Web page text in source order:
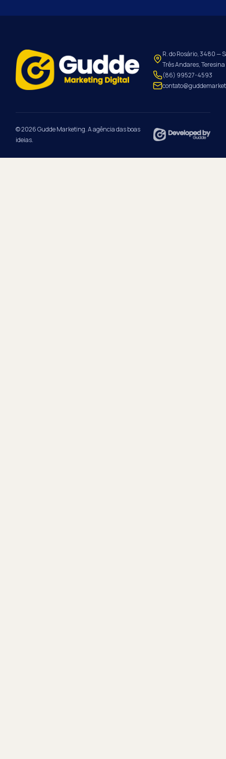
R. do Rosário, 3480 —
Três Andares,
(86) 99527-4593
© 2026 Gudde Marketing. A agência das boas
ideias.